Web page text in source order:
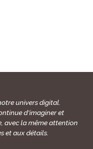
univers digital.
d'imaginer et
avec la même attention
et aux détails.